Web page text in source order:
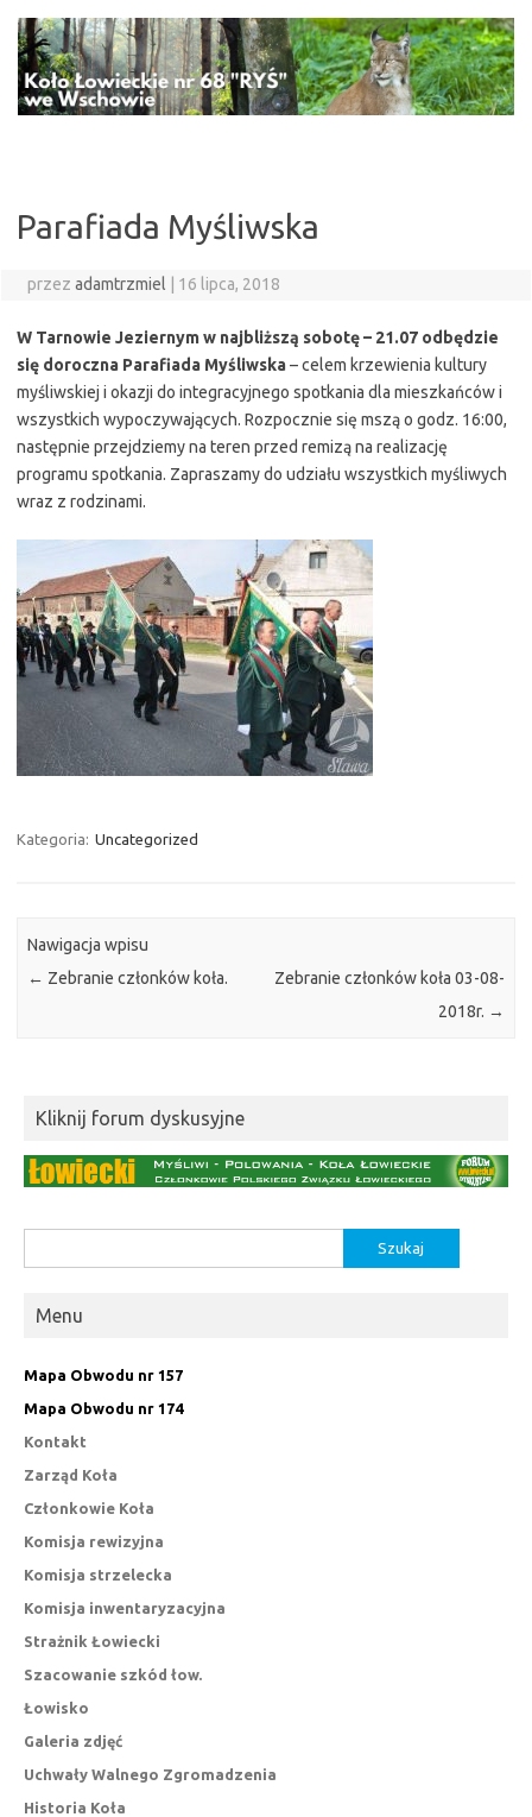
treści
Parafiada Myśliwska
przez adamtrzmiel 16 lipca, 2018
W Tarnowie Jeziernym w najbliższą sobotę – 21.07 odbędzie
się doroczna Parafiada Myśliwska– celem krzewienia kultury
myśliwskiej i okazji do integracyjnego spotkania dla mieszkańców i
wszystkich wypoczywających. Rozpocznie się mszą o godz. 16:00,
następnie przejdziemy na teren przed remizą na realizację
programu spotkania. Zapraszamy do udziału wszystkich myśliwych
wraz z rodzinami.
Kategoria: Uncategorized
Nawigacja wpisu
← Zebranie członków koła.
Zebranie członków koła 03-08-
2018r. →
Kliknij forum dyskusyjne
Menu
Mapa Obwodu nr 157
Mapa Obwodu nr 174
Kontakt
Zarząd Koła
Członkowie Koła
Komisja rewizyjna
Komisja strzelecka
Komisja inwentaryzacyjna
Strażnik Łowiecki
Szacowanie szkód łow.
Łowisko
Galeria zdjęć
Uchwały Walnego Zgromadzenia
Historia Koła